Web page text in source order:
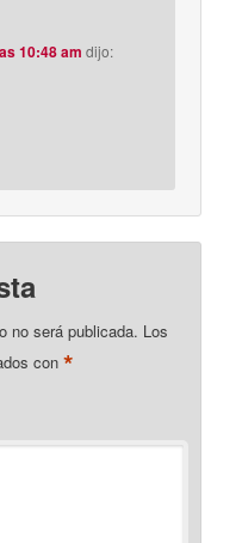
10:48 am dijo:
no será publicada. Los
con*